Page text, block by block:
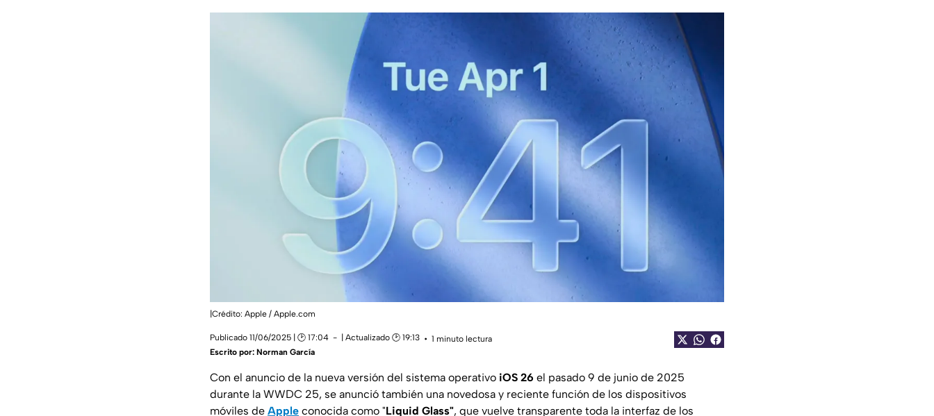
|Crédito: Apple / Apple.com
Publicado 11/06/2025 | 🕑 17:04 | Actualizado 🕑 19:13
1 minuto lectura
Escrito por: Norman García
Con el anuncio de la nueva versión del sistema operativo iOS 26 el pasado 9 de junio de 2025
durante la WWDC 25, se anunció también una novedosa y reciente función de los dispositivos
móviles de Apple conocida como "Liquid Glass", que vuelve transparente toda la interfaz de los